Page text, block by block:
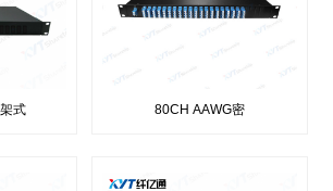
式 80CH AAWG密